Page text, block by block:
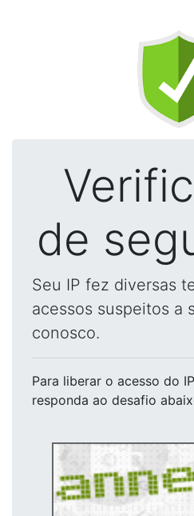
de
Seu IP fez diversas
acessos suspeitos a
conosco.
Para liberar o acesso do IP
responda ao desafio